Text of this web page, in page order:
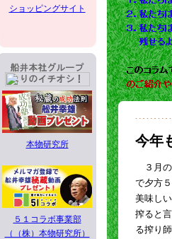
ショッピングサイト
本物研究所
５１コラボ事業部
（（株）本物研究所）
今年
３月の
で夕方
美味し
搾ると
る搾り